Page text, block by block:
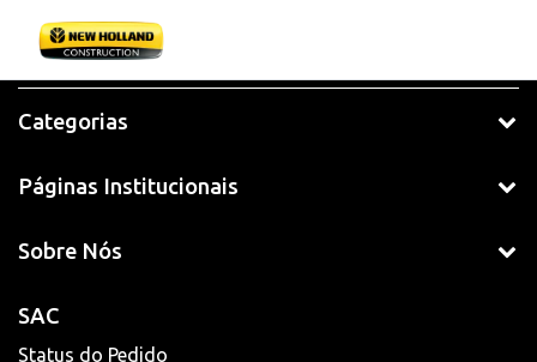
Categorias
Páginas Institucionais
Sobre Nós
SAC
Status do Pedido